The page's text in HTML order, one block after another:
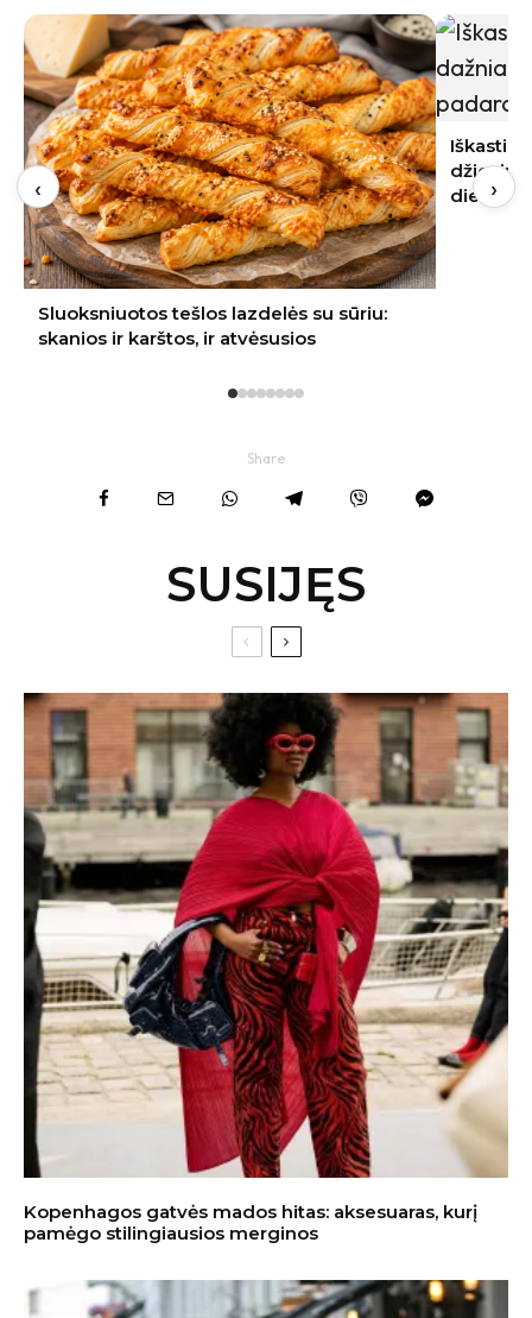
Iškasti svogūnai pradėjo pūti: dažniausia
džiovinimo klaida padaroma pirmąją
dieną
Kibinai
sultingi
‹ ›
Share
SUSIJĘS
Kopenhagos gatvės mados hitas: aksesuaras, kurį
pamėgo stilingiausios merginos